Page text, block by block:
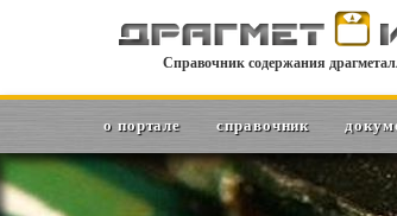
Справочник содержания
о портале справочник